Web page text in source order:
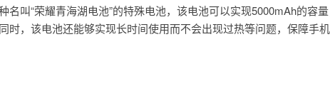
名叫“荣耀青海湖电池”的特殊电池，该电池可以实现5000mAh的容
时，该电池还能够实现长时间使用而不会出现过热等问题，保障手